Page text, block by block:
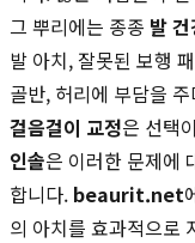
그 뿌리에는 종종 발
발 아치, 잘못된 보행
골반, 허리에 부담을
걸음걸이 교정은 선택
인솔은 이러한 문제에
합니다. beaurit.net
의 아치를 효과적으로